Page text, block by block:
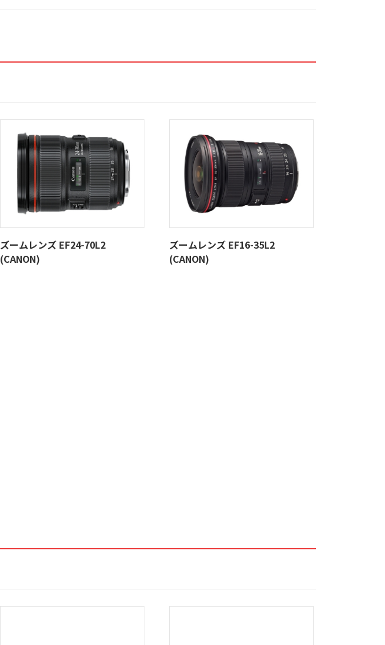
ズームレンズ EF24-70L2
(CANON)
ズームレンズ EF16-35L2
(CANON)